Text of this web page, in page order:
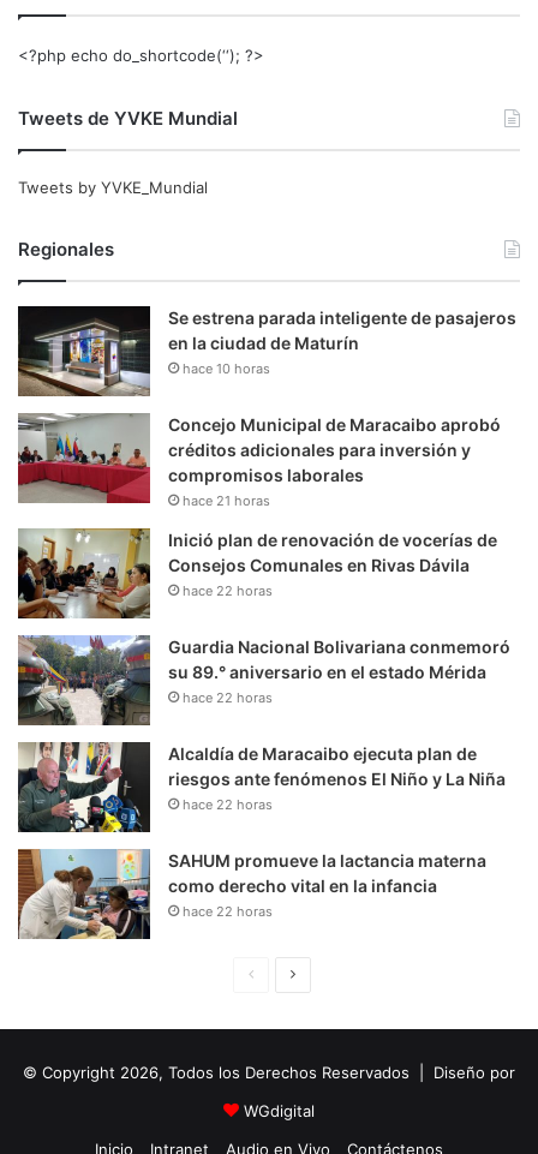
<?php echo do_shortcode(‘‘); ?>
Tweets de YVKE Mundial
Tweets by YVKE_Mundial
Regionales
Se estrena parada inteligente de pasajeros
en la ciudad de Maturín
hace 10 horas
Concejo Municipal de Maracaibo aprobó
créditos adicionales para inversión y
compromisos laborales
hace 21 horas
Inició plan de renovación de vocerías de
Consejos Comunales en Rivas Dávila
hace 22 horas
Guardia Nacional Bolivariana conmemoró
su 89.° aniversario en el estado Mérida
hace 22 horas
Alcaldía de Maracaibo ejecuta plan de
riesgos ante fenómenos El Niño y La Niña
hace 22 horas
SAHUM promueve la lactancia materna
como derecho vital en la infancia
hace 22 horas
i
n
a
u
i
e
© Copyright 2026, Todos los Derechos Reservados | Diseño por
WGdigital
Inicio
Intranet Audio en Vivo Contáctenos